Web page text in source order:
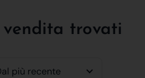
trovati
più recente